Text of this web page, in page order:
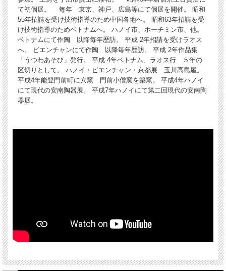
て初個展。 毎年 東京、神戸、広島等にて個展を開催。 昭和
55年招請を受け技術指導のため中国各地へ。 昭和63年招請を受
け技術指導のためベトナムへ。 ハノイ市、ホーチミン市、他。
ベトナムにて作陶 以降毎年歴訪。 平成 2年招請を受けラオス
へ。 ビエンチャンにて作陶 以降毎年歴訪。 平成 2年作品集
「うつわあそび」発行。 平成 4年ベトナム、ラオス行 ５年の
区切りとして。 ハノイ・ビエンチャン・京都展 玉川高島屋。
平成4年能登門前町に穴窯 門前小僧窯を築窯。 平成4年ハノイ
にて現代の安南陶器展。 平成7年ハノイにて第二回現代の安南陶
器展。